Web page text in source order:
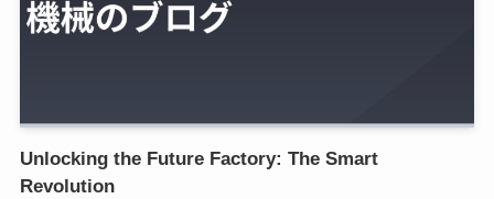
Unlocking the Future Factory: The Smart
Revolution